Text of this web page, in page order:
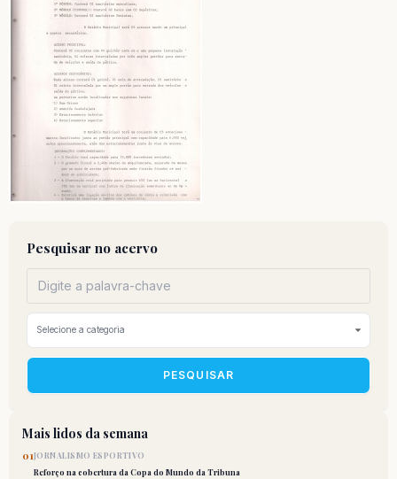
Pesquisar no acervo
PESQUISAR
Mais lidos da semana
01JORNALISMO ESPORTIVO
Reforço na cobertura da Copa do Mundo da Tribuna